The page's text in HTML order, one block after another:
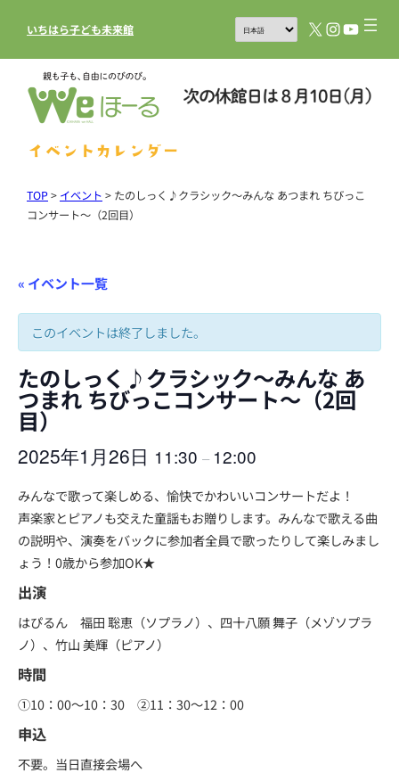
いちはら子ども未来館 X Instagram
YouTube
イベントカレンダー
TOP> イベント > たのしっく♪クラシック～みんな あつまれ ちびっこ
コンサート～（2回目）
« イベント一覧
このイベントは終了しました。
たのしっく♪クラシック～みんな あ
つまれ ちびっこコンサート～（2回
目）
2025年1月26日 11:30 – 12:00
みんなで歌って楽しめる、愉快でかわいいコンサートだよ！
声楽家とピアノも交えた童謡もお贈りします。みんなで歌える曲
の説明や、演奏をバックに参加者全員で歌ったりして楽しみまし
ょう！0歳から参加OK★
出演
はぴるん 福田 聡恵（ソプラノ）、四十八願 舞子（メゾソプラ
ノ）、竹山 美輝（ピアノ）
時間
①10：00～10：30 ②11：30～12：00
申込
不要。当日直接会場へ